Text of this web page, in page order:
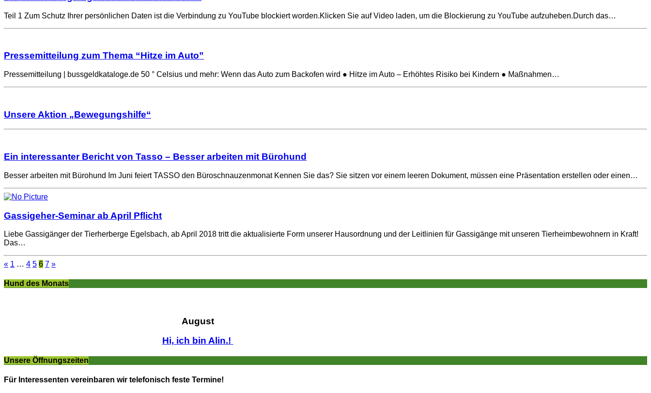
Teil 1 Zum Schutz Ihrer persönlichen Daten ist die Verbindung zu YouTube blockiert worden.Klicken Sie auf Video laden, um die Blockierung zu YouTube aufzuheben.Durch das…
Pressemitteilung zum Thema “Hitze im Auto”
Pressemitteilung | bussgeldkataloge.de 50 ° Celsius und mehr: Wenn das Auto zum Backofen wird ● Hitze im Auto – Erhöhtes Risiko bei Kindern ● Maßnahmen…
Unsere Aktion „Bewegungshilfe“
Ein interessanter Bericht von Tasso – Besser arbeiten mit Bürohund
Besser arbeiten mit Bürohund Im Juni feiert TASSO den Büroschnauzenmonat Kennen Sie das? Sie sitzen vor einem leeren Dokument, müssen eine Präsentation erstellen oder einen…
Gassigeher-Seminar ab April Pflicht
Liebe Gassigänger der Tierherberge Egelsbach, ab April 2018 tritt die aktualisierte Form unserer Hausordnung und der Leitlinien für Gassigänge mit unseren Tierheimbewohnern in Kraft!
Das…
« 1 … 4 5 6 7 »
Hund des Monats
August
Hi, ich bin Alin.!
Unsere Öffnungszeiten
Für Interessenten vereinbaren wir telefonisch feste Termine!